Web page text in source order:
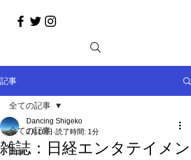
記事
全ての記事
映画
全ての記事
雑誌：日経エンタテイメン
Dancing Shigeko
2月10日 読了時間: 1分